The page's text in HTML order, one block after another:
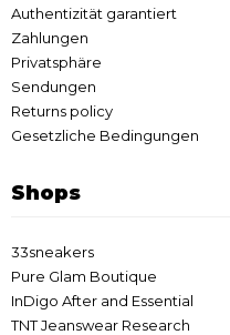
Authentizität garantiert
Zahlungen
Privatsphäre
Sendungen
Returns policy
Gesetzliche Bedingungen
Shops
33sneakers
Pure Glam Boutique
InDigo After and Essential
TNT Jeanswear Research